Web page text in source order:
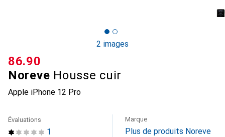
2 images
Noreve Housse cuir
Apple iPhone 12 Pro
CHF
86.90
1
Évaluations Marque
Plus de produits Noreve